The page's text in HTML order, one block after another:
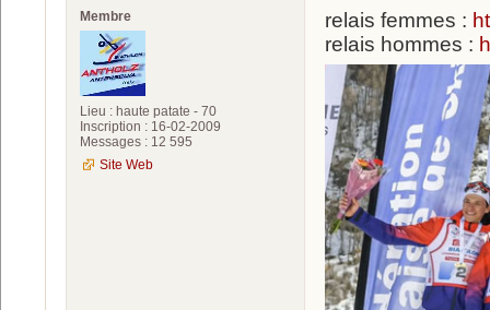
Membre
Lieu : haute patate - 70
Inscription : 16-02-2009
Messages : 12 595
Site Web
relais femmes :
relais hommes :